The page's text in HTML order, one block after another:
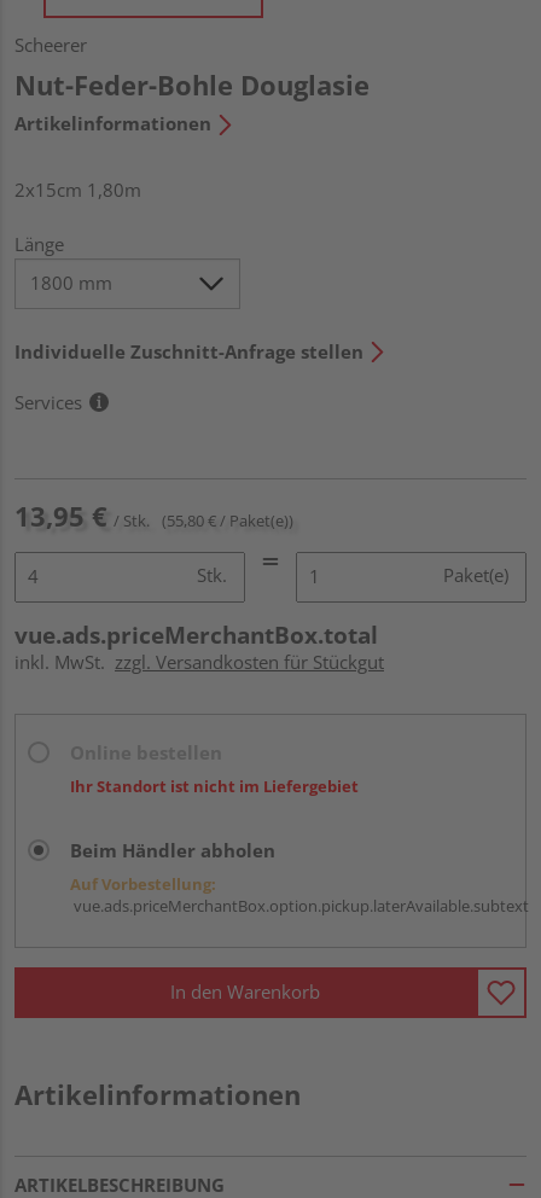
Scheerer
Nut-Feder-Bohle Douglasie
Artikelinformationen
2x15cm 1,80m
Länge
Individuelle Zuschnitt-Anfrage stellen
Services
13,95 € / Stk. (55,80 € / Paket(e))
Stk. Paket(e)
vue.ads.priceMerchantBox.total
inkl. MwSt. zzgl. Versandkosten für Stückgut
Ihr Standort ist nicht im Liefergebiet
Beim Händler abholen
Auf Vorbestellung:
vue.ads.priceMerchantBox.option.pickup.laterAvailable.subtext
In den Warenkorb
Artikelinformationen
ARTIKELBESCHREIBUNG